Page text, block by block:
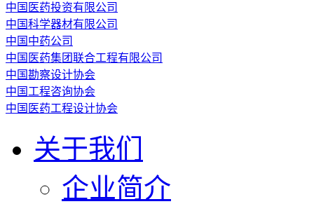
中国医药投资有限公司
中国科学器材有限公司
中国中药公司
中国医药集团联合工程有限公司
中国勘察设计协会
中国工程咨询协会
中国医药工程设计协会
关于我们
企业简介